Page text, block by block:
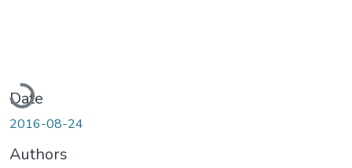
Date
2016-08-24
Authors